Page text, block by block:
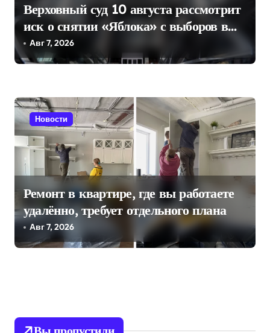
Верховный суд 10 августа рассмотрит
иск о снятии «Яблока» с выборов в
Госдуму
Авг 7, 2026
Новости
Ремонт в квартире, где вы работаете
удалённо, требует отдельного плана
Авг 7, 2026